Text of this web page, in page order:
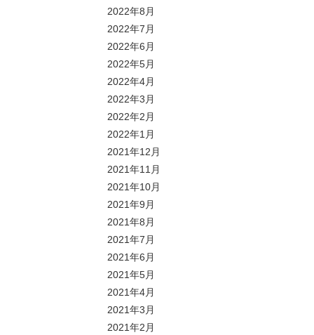
2022年8月
2022年7月
2022年6月
2022年5月
2022年4月
2022年3月
2022年2月
2022年1月
2021年12月
2021年11月
2021年10月
2021年9月
2021年8月
2021年7月
2021年6月
2021年5月
2021年4月
2021年3月
2021年2月